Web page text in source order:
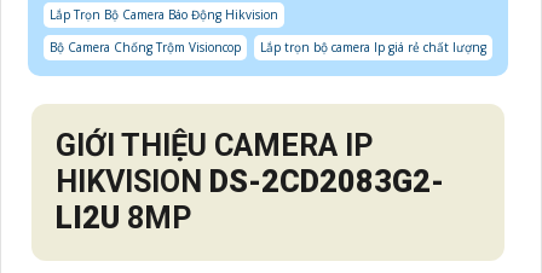
Lắp Trọn Bộ Camera Báo Động Hikvision
Bộ Camera Chống Trộm Visioncop
Lắp trọn bộ camera Ip giá rẻ chất lượng
GIỚI THIỆU CAMERA IP
HIKVISION DS-2CD2083G2-
LI2U 8MP